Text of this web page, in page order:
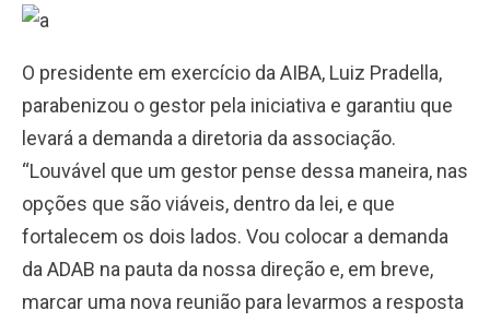
O presidente em exercício da AIBA, Luiz Pradella,
parabenizou o gestor pela iniciativa e garantiu que
levará a demanda a diretoria da associação.
“Louvável que um gestor pense dessa maneira, nas
opções que são viáveis, dentro da lei, e que
fortalecem os dois lados. Vou colocar a demanda
da ADAB na pauta da nossa direção e, em breve,
marcar uma nova reunião para levarmos a resposta